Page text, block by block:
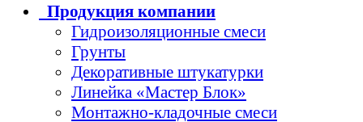
Продукция компании
Гидроизоляционные смеси
Грунты
Декоративные штукатурки
Линейка «Мастер Блок»
Монтажно-кладочные смеси